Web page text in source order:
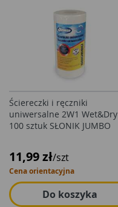
Ściereczki i ręczniki
uniwersalne 2W1 Wet&Dry
100 sztuk SŁONIK JUMBO
11,99 zł/szt
Cena orientacyjna
Do koszyka